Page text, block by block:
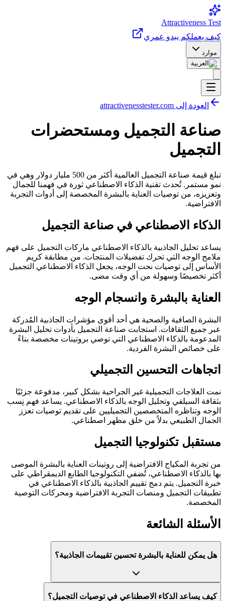
Attractiveness Test
كيف يعملكم يبدو عمري
موارد
العودة إلى attractivenesstester.com
صناعة التجميل ومستحضرات
التجميل
تبلغ قيمة صناعة التجميل العالمية أكثر من 500 مليار دولار وهي في
نمو مستمر. تُحدث تقنية الذكاء الاصطناعي ثورة في فهمنا للجمال
وتعزيزه، من توصيات العناية بالبشرة المخصصة إلى أدوات التجربة
الافتراضية.
الذكاء الاصطناعي في صناعة التجميل
يساعد تحليل الجاذبية بالذكاء الاصطناعي ماركات التجميل على فهم
ملامح الوجه التي تحرك تفضيلات المنتجات. من مطابقة كريم
الأساس إلى توصيات نحت الوجه، يجعل الذكاء الاصطناعي التجميل
أكثر تخصيصًا وسهولة من أي وقت مضى.
العناية بالبشرة وانسجام الوجه
البشرة الصافية والصحية هي أحد أقوى مؤشرات الجاذبية المُدركة
عبر جميع الثقافات. استجابت صناعة التجميل بأدوات تحليل البشرة
المدعومة بالذكاء الاصطناعي التي توصي بروتينات مخصصة بناءً
على خصائص البشرة الفردية.
اتجاهات التحسين التجميلي
نمت العلاجات التجميلية غير الجراحية بشكل كبير، مدفوعة جزئيًا
بثقافة السيلفي وتحليل الوجه بالذكاء الاصطناعي. يساعد فهم نِسب
الوجه وتناظره المتخصصين التجميليين على تقديم توصيات تعزز
الجمال الطبيعي بدلاً من خلق مظهر اصطناعي.
مستقبل تكنولوجيا التجميل
من تجربة المكياج الافتراضية إلى روتينات العناية بالبشرة الموصى
بها بالذكاء الاصطناعي، تُضفي التكنولوجيا الطابع الديمقراطي على
خبرة التجميل. يتم دمج تقييم الجاذبية بالذكاء الاصطناعي في
تطبيقات التجميل ومنصات التجربة الافتراضية ومحركات التوصية
المخصصة.
الأسئلة الشائعة
هل يمكن للعناية بالبشرة تحسين تقييمات الجاذبية؟
كيف يساعد الذكاء الاصطناعي في توصيات التجميل؟